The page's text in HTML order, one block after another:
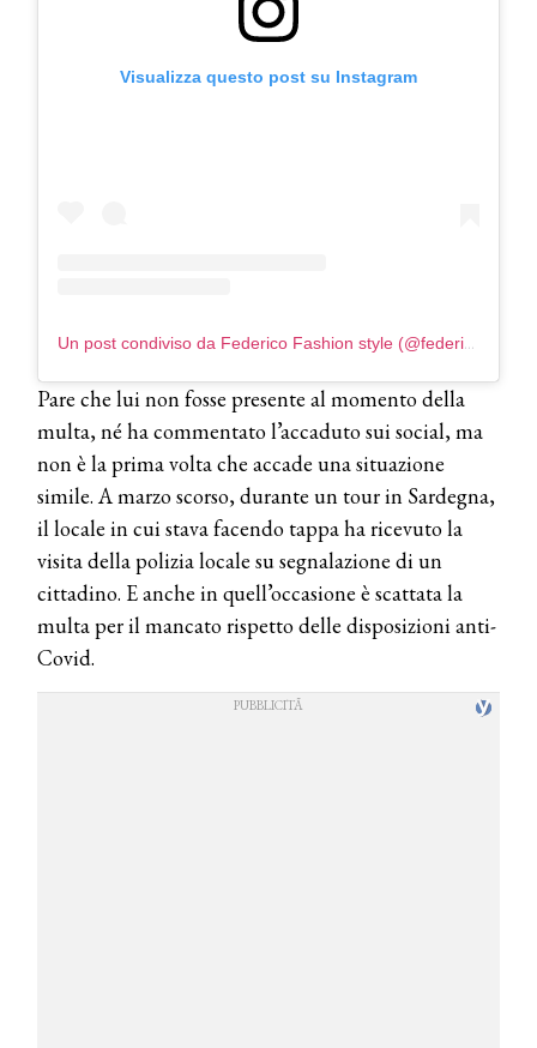
Visualizza questo post su Instagram
Un post condiviso da Federico Fashion style (@federico_fashion_style)
Pare che lui non fosse presente al momento della
multa, né ha commentato l’accaduto sui social, ma
non è la prima volta che accade una situazione
simile. A marzo scorso, durante un tour in Sardegna,
il locale in cui stava facendo tappa ha ricevuto la
visita della polizia locale su segnalazione di un
cittadino. E anche in quell’occasione è scattata la
multa per il mancato rispetto delle disposizioni anti-
Covid.